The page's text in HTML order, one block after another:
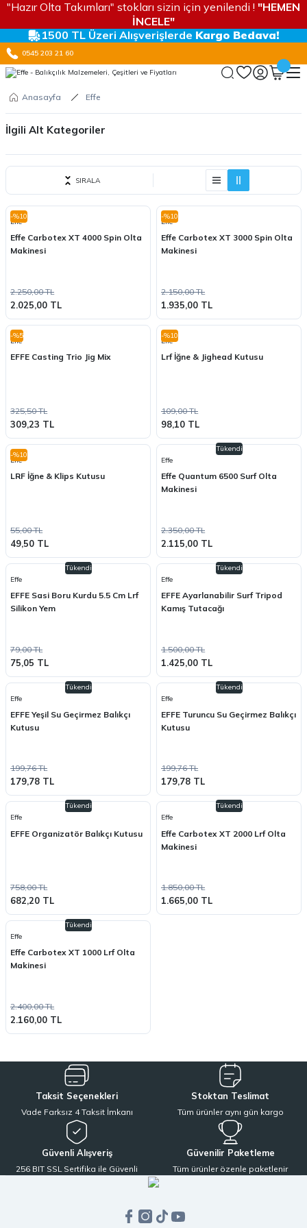
"Hazır Olta Takımları" stokları sizin için yenilendi ! "HEMEN
İNCELE"
1500 TL Üzeri Alışverişlerde Kargo Bedava!
0545 203 21 60
Anasayfa Effe
İlgili Alt Kategoriler
LRF ÖZEL
MAKET YEMLER
OLTA MAKİNELERİ
EKİPMANLAR
SIRALA
-%10
Effe
Effe Carbotex XT 4000 Spin Olta
Makinesi
2.250,00 TL
2.025,00 TL
-%10
Effe
Effe Carbotex XT 3000 Spin Olta
Makinesi
2.150,00 TL
1.935,00 TL
-%5
Effe
EFFE Casting Trio Jig Mix
325,50 TL
309,23 TL
-%10
Effe
Lrf İğne & Jighead Kutusu
109,00 TL
98,10 TL
-%10
Effe
LRF İğne & Klips Kutusu
55,00 TL
49,50 TL
Tükendi
Effe
Effe Quantum 6500 Surf Olta
Makinesi
2.350,00 TL
2.115,00 TL
Tükendi
Effe
EFFE Sasi Boru Kurdu 5.5 Cm Lrf
Silikon Yem
79,00 TL
75,05 TL
Tükendi
Effe
EFFE Ayarlanabilir Surf Tripod
Kamış Tutacağı
1.500,00 TL
1.425,00 TL
Tükendi
Effe
EFFE Yeşil Su Geçirmez Balıkçı
Kutusu
199,76 TL
179,78 TL
Tükendi
Effe
EFFE Turuncu Su Geçirmez Balıkçı
Kutusu
199,76 TL
179,78 TL
Tükendi
Effe
EFFE Organizatör Balıkçı Kutusu
758,00 TL
682,20 TL
Tükendi
Effe
Effe Carbotex XT 2000 Lrf Olta
Makinesi
1.850,00 TL
1.665,00 TL
Tükendi
Effe
Effe Carbotex XT 1000 Lrf Olta
Makinesi
2.400,00 TL
2.160,00 TL
Taksit Seçenekleri
Vade Farksız 4 Taksit İmkanı
Stoktan Teslimat
Tüm ürünler aynı gün kargo
Güvenli Alışveriş
256 BIT SSL Sertifika ile Güvenli
Güvenilir Paketleme
Tüm ürünler özenle paketlenir